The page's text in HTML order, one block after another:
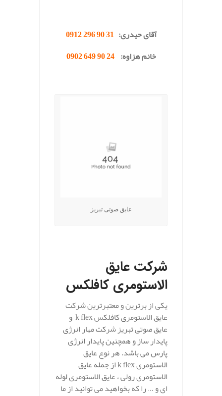
آقای حیدری: 31 90 296 0912
خانم هزاوه:24 90 649 0902
عایق صوتی تبریز
شرکت عایق
الاستومری کافلکس
یکی از برترین و معتبرترین شرکت
عایق الاستومری کافلکس k flex و
عایق صوتی تبریز شرکت مهار انرژی
پایدار ساز و همچنین پایدار انرژی
پارس می باشد. هر نوع عایق
الاستومری k flex از جمله عایق
الاستومری رولی ، عایق الاستومری لوله
ای و … را که بخواهید می توانید از ما